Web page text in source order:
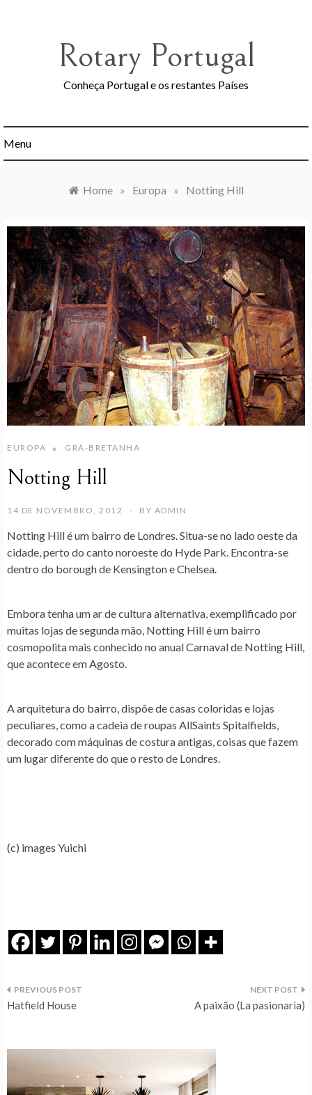
Rotary Portugal
Conheça Portugal e os restantes Países
Menu
Home » Europa » Notting Hill
EUROPA GRÃ-BRETANHA
Notting Hill
14 DE NOVEMBRO, 2012 BY ADMIN
Notting Hillé um bairro de Londres. Situa-se no lado oeste da
cidade, perto do canto noroeste do Hyde Park. Encontra-se
dentro do borough de Kensington e Chelsea.
Embora tenha um ar de cultura alternativa, exemplificado por
muitas lojas de segunda mão, Notting Hill é um bairro
cosmopolita mais conhecido no anualCarnaval de Notting Hill,
que acontece em Agosto.
A arquitetura do bairro, dispõe de casas coloridas e lojas
peculiares, como a cadeia de roupas AllSaints Spitalfields,
decorado com máquinas de costura antigas, coisas que fazem
um lugar diferente do que o resto de Londres.
(c) images Yuichi
Navegação
artigos
Hatfield House A paixão (La pasionaria)